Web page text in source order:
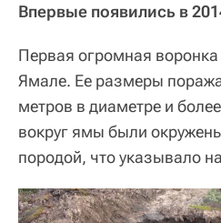
Впервые появились в
Первая огромная
Ямале. Ее размеры
метров в диаметре и
вокруг ямы были
породой, что указывало